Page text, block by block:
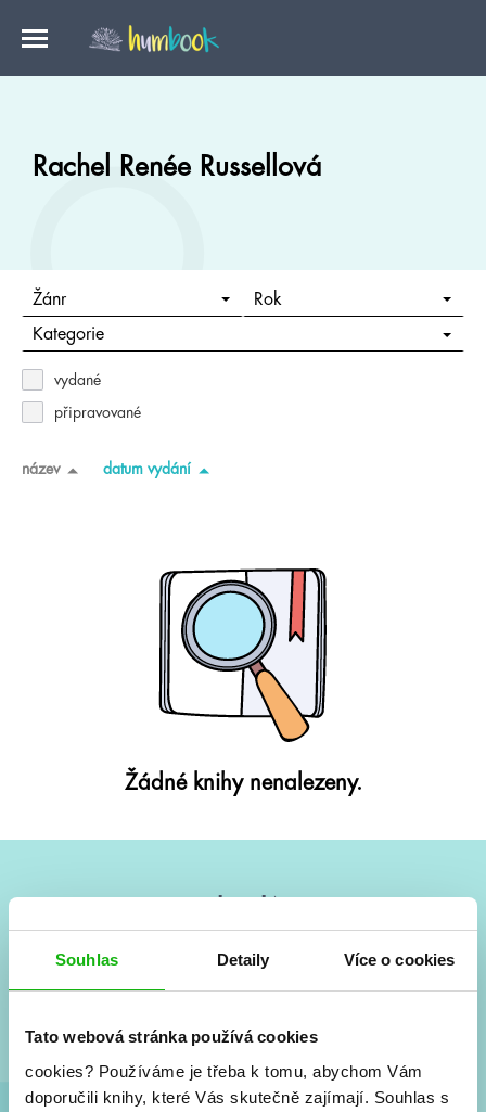
Souhlas Detaily Více o cookies
Tato webová stránka používá cookies
cookies? Používáme je třeba k tomu, abychom Vám
doporučili knihy, které Vás skutečně zajímají. Souhlas s
Rachel Renée Russellová
Žánr Rok
Kategorie
vydané
připravované
název datum vydání
Žádné knihy nenalezeny.
Vše kolem #youngadult každý měsíc rovnou do mailu!
a seriálové adaptace a další.